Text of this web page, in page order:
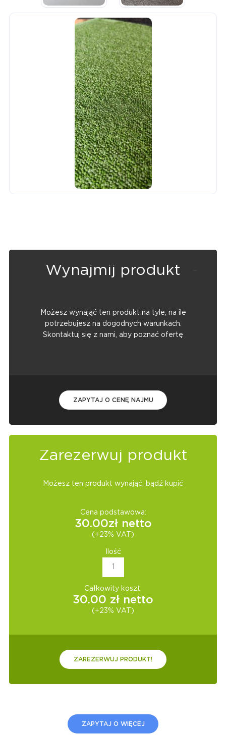
Wynajmij produkt
Możesz wynająć ten produkt na tyle, na ile
potrzebujesz na dogodnych warunkach.
Skontaktuj się z nami, aby poznać ofertę
ZAPYTAJ O CENĘ NAJMU
Zarezerwuj produkt
Możesz ten produkt wynająć, bądź kupić
Cena podstawowa:
30.00zł netto
(+23% VAT)
Ilość
Całkowity koszt:
30.00 zł netto
(+23% VAT)
ZAREZERWUJ PRODUKT!
ZAPYTAJ O WIĘCEJ